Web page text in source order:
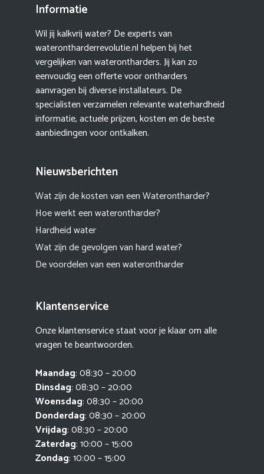
Informatie
Wil jij kalkvrij water? De experts van
waterontharderrevolutie.nl helpen bij het
vergelijken van waterontharders. Jij kan zo
eenvoudig een offerte voor ontharders
aanvragen bij diverse installateurs. De
specialisten verzamelen relevante waterhardheid
informatie, actuele prijzen, kosten en de beste
aanbiedingen voor ontkalken.
Nieuwsberichten
Wat zijn de kosten van een Waterontharder?
Hoe werkt een waterontharder?
Hardheid water
Wat zijn de gevolgen van hard water?
De voordelen van een waterontharder
Klantenservice
Onze klantenservice staat voor je klaar om alle
vragen te beantwoorden.
Maandag: 08:30 – 20:00
Dinsdag: 08:30 – 20:00
Woensdag: 08:30 – 20:00
Donderdag: 08:30 – 20:00
Vrijdag: 08:30 – 20:00
Zaterdag: 10:00 – 15:00
Zondag: 10:00 – 15:00